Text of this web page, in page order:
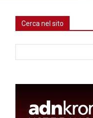
Cerca nel sito